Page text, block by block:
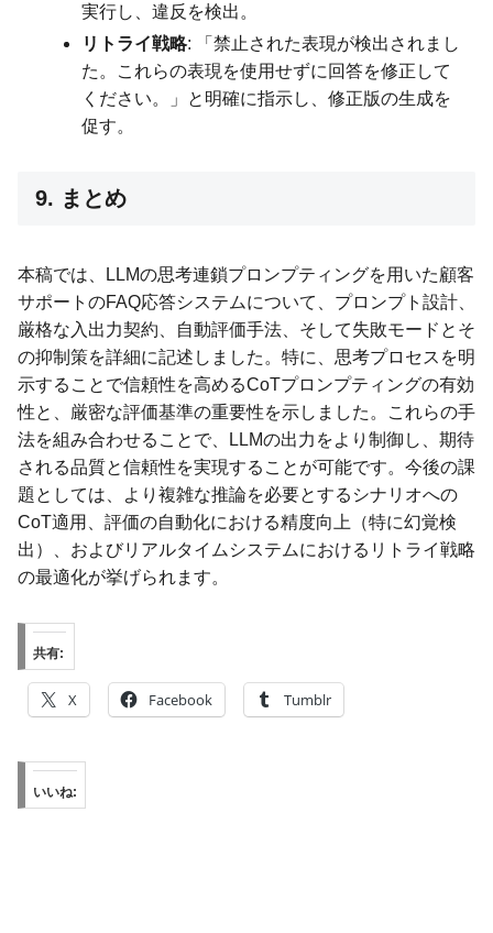
実行し、違反を検出。
リトライ戦略: 「禁止された表現が検出されまし
た。これらの表現を使用せずに回答を修正して
ください。」と明確に指示し、修正版の生成を
促す。
9. まとめ
本稿では、LLMの思考連鎖プロンプティングを用いた顧客
サポートのFAQ応答システムについて、プロンプト設計、
厳格な入出力契約、自動評価手法、そして失敗モードとそ
の抑制策を詳細に記述しました。特に、思考プロセスを明
示することで信頼性を高めるCoTプロンプティングの有効
性と、厳密な評価基準の重要性を示しました。これらの手
法を組み合わせることで、LLMの出力をより制御し、期待
される品質と信頼性を実現することが可能です。今後の課
題としては、より複雑な推論を必要とするシナリオへの
CoT適用、評価の自動化における精度向上（特に幻覚検
出）、およびリアルタイムシステムにおけるリトライ戦略
の最適化が挙げられます。
共有:
X Facebook Tumblr
いいね: